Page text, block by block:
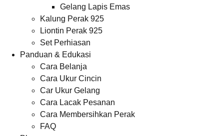
Gelang Lapis Emas
Kalung Perak 925
Liontin Perak 925
Set Perhiasan
Panduan & Edukasi
Cara Belanja
Cara Ukur Cincin
Car Ukur Gelang
Cara Lacak Pesanan
Cara Membersihkan Perak
FAQ